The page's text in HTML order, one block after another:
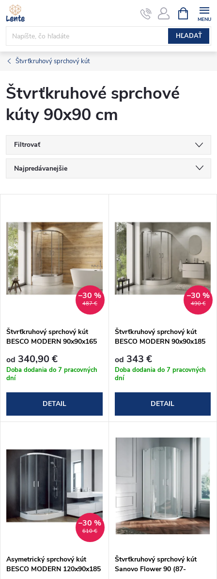
Prejsť
na
obsah
HĽADAŤ
KOŠÍK
Štvrťkruhový sprchový kút
Štvrťkruhové sprchové
kúty 90x90 cm
Filtrovať
R
a
d
e
n
i
p
r
o
d
k
o
Najpredávanejšie
Abecedne
ý
p
i
s
p
r
o
d
u
k
t
o
v
487 €
–30 %
Štvrťkruhový sprchový kút
BESCO MODERN 90x90x165
od 340,90 €
Doba dodania do 7 pracovných
dní
DETAIL
490 €
–30 %
Štvrťkruhový sprchový kút
BESCO MODERN 90x90x185
od 343 €
Doba dodania do 7 pracovných
dní
DETAIL
610 €
–30 %
Asymetrický sprchový kút
BESCO MODERN 120x90x185
Štvrťkruhový sprchový kút
Sanovo Flower 90 (87-